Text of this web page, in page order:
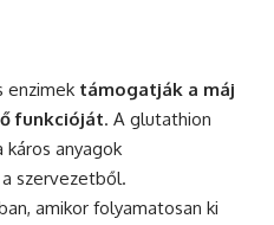
enzimek támogatják a máj
funkcióját. A glutathion
anyagok
szervezetből.
amikor folyamatosan ki